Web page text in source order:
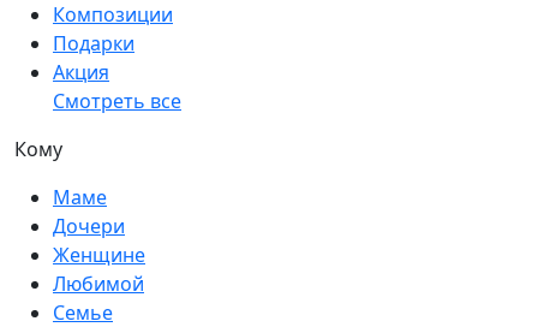
Композиции
Подарки
Акция
Смотреть все
Кому
Маме
Дочери
Женщине
Любимой
Семье